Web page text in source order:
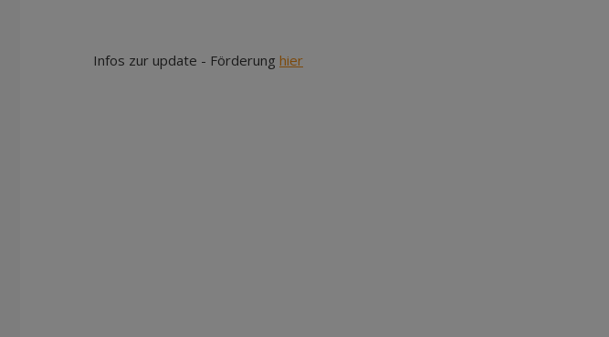
Infos zur update - Förderung hier